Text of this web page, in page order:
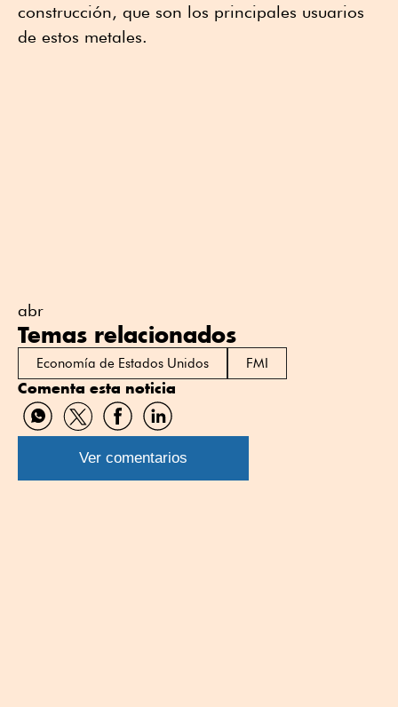
construcción, que son los principales usuarios
de estos metales.
abr
Temas relacionados
Economía de Estados Unidos FMI
Comenta esta noticia
Compartir
por
WhatsApp
Compartir
por
Twitter
Compartir
por
Facebook
Compartir
por
Linkedin
Ver comentarios